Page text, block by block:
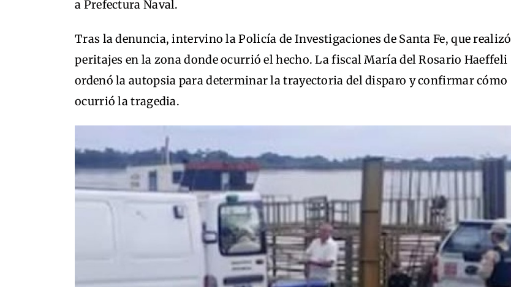
a Prefectura Naval.
Tras la denuncia, intervino la Policía de Investigaciones de Santa Fe, que realizó
peritajes en la zona donde ocurrió el hecho. La fiscal María del Rosario Haeffeli
ordenó la autopsia para determinar la trayectoria del disparo y confirmar cómo
ocurrió la tragedia.